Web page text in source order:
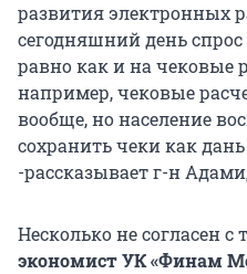
развития электронных
сегодняшний день
равно как и на чековые
например, чековые
вообще, но население
сохранить чеки как
-рассказывает г-н
Несколько не согласен с
экономистУК «Финам